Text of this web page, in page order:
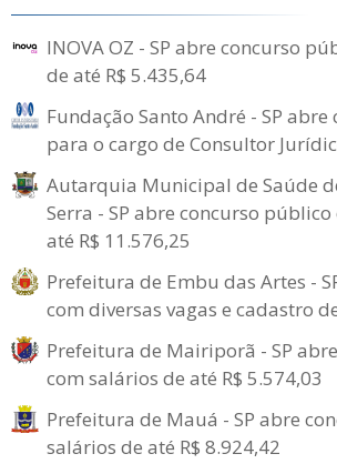
INOVA OZ - SP abre concurso
de até R$ 5.435,64
Fundação Santo André - SP
para o cargo de Consultor
Autarquia Municipal de Saúde
Serra - SP abre concurso
até R$ 11.576,25
Prefeitura de Embu das Artes -
com diversas vagas e cadastro
Prefeitura de Mairiporã - SP
com salários de até R$ 5.574,03
Prefeitura de Mauá - SP abre
salários de até R$ 8.924,42